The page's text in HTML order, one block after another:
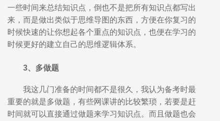
一些时间来总结知识点，倒也不是把所有知识点都写出
来，而是做出类似于思维导图的东西，方便在你复习的
时候快速的让你想起各个重点的知识点，也便在学习的
时候更好的建立自己的思维逻辑体系。
3、多做题
我这几门准备的时间都不是很久，我认为备考时最
重要的就是多做题，有些网课讲的比较繁琐，若要是赶
时间就可以直接通过做题来学习知识点。而且做题也会